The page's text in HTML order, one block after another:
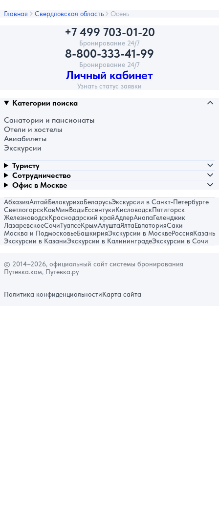
Главная Свердловская область Осень
+7 499 703-01-20
Бронирование 24/7
8-800-333-41-99
Бронирование 24/7
Личный кабинет
Узнать статус заявки
Категории поиска
Санатории и пансионаты
Отели и хостелы
Авиабилеты
Экскурсии
Туристу
Сотрудничество
Офис в Москве
АбхазияАлтайБелокурихаБеларусьЭкскурсии в Санкт-Петербурге
СветлогорскКавМинВодыЕссентукиКисловодскПятигорск
ЖелезноводскКраснодарский крайАдлерАнапаГеленджик
ЛазаревскоеСочиТуапсеКрымАлуштаЯлтаЕвпаторияСаки
Москва и ПодмосковьеБашкирияЭкскурсии в МосквеРоссияКазань
Экскурсии в КазаниЭкскурсии в КалининградеЭкскурсии в Сочи
© 2014–2026, официальный сайт системы бронирования
Путевка.ком, Путевка.ру
Политика конфиденциальностиКарта сайта